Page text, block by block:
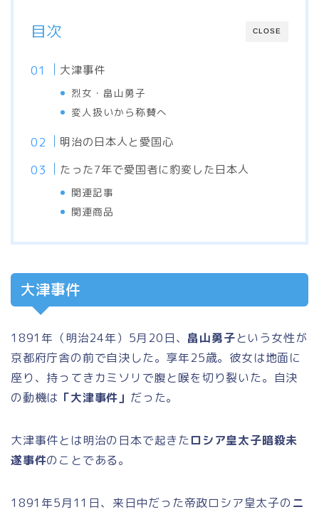
CLOSE
目次
大津事件
烈女・畠山勇子
変人扱いから称賛へ
明治の日本人と愛国心
たった7年で愛国者に豹変した日本人
関連記事
関連商品
大津事件
1891年（明治24年）5月20日、 畠山勇子という女性が
京都府庁舎の前で自決した。享年25歳。彼女は地面に
座り、持ってきカミソリで腹と喉を切り裂いた。自決
の動機は 「大津事件」 だった。
大津事件とは明治の日本で起きたロシア皇太子暗殺未
遂事件のことである。
1891年5月11日、来日中だった帝政ロシア皇太子のニ